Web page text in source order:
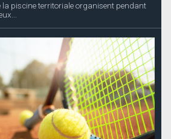
la piscine territoriale organisent pendant